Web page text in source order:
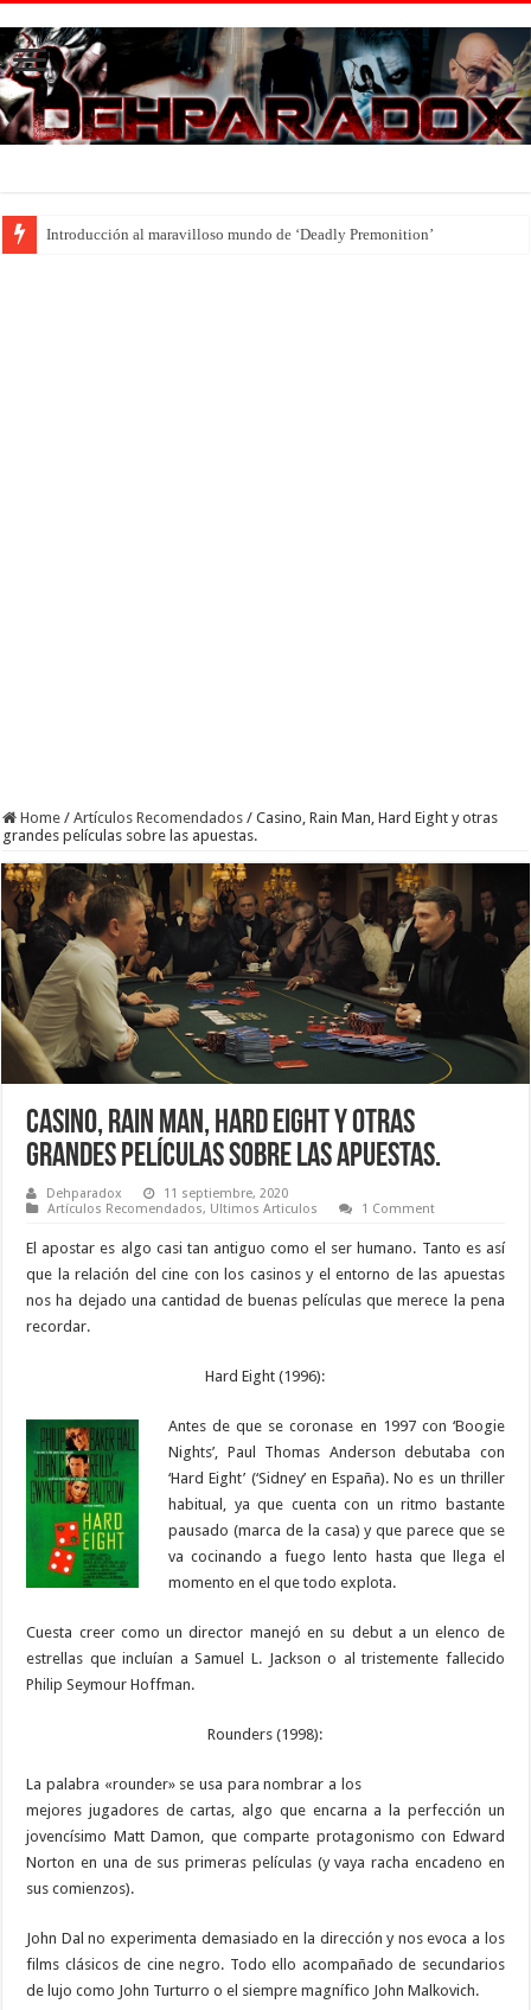
Introducción al maravilloso mundo de ‘Deadly Premonition’
Home / Artículos Recomendados / Casino, Rain Man, Hard Eight y otras
grandes películas sobre las apuestas.
Casino, Rain Man, Hard Eight y otras
grandes películas sobre las apuestas.
Dehparadox
11 septiembre, 2020
Artículos Recomendados, Ultimos Articulos 1 Comment
El apostar es algo casi tan antiguo como el ser humano. Tanto es así
que la relación del cine con los casinos y el entorno de las apuestas
nos ha dejado una cantidad de buenas películas que merece la pena
recordar.
Hard Eight (1996):
Antes de que se coronase en 1997 con ‘Boogie
Nights’, Paul Thomas Anderson debutaba con
‘Hard Eight’ (‘Sidney’ en España). No es un thriller
habitual, ya que cuenta con un ritmo bastante
pausado (marca de la casa) y que parece que se
va cocinando a fuego lento hasta que llega el
momento en el que todo explota.
Cuesta creer como un director manejó en su debut a un elenco de
estrellas que incluían a Samuel L. Jackson o al tristemente fallecido
Philip Seymour Hoffman.
Rounders (1998):
La palabra «rounder» se usa para nombrar a los
mejores jugadores de cartas, algo que encarna a la perfección un
jovencísimo Matt Damon, que comparte protagonismo con Edward
Norton en una de sus primeras películas (y vaya racha encadeno en
sus comienzos).
John Dal no experimenta demasiado en la dirección y nos evoca a los
films clásicos de cine negro. Todo ello acompañado de secundarios
de lujo como John Turturro o el siempre magnífico John Malkovich.